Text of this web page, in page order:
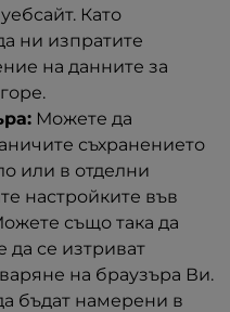
Като
ни изпратите
на данните за
Можете да
съхранението
или в отделни
настройките във
също така да
да се изтриват
на браузъра Ви.
бъдат намерени в